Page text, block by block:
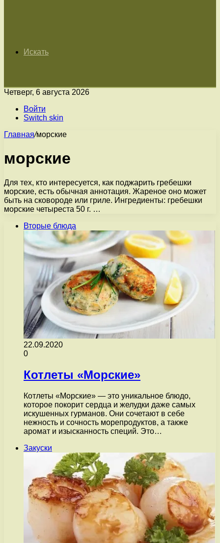
Искать
Четверг, 6 августа 2026
Войти
Switch skin
Главная/морские
морские
Для тех, кто интересуется, как поджарить гребешки
морские, есть обычная аннотация. Жареное оно может
быть на сковороде или гриле. Ингредиенты: гребешки
морские четыреста 50 г. …
Вторые блюда
22.09.2020
0
Котлеты «Морские»
Котлеты «Морские» — это уникальное блюдо,
которое покорит сердца и желудки даже самых
искушенных гурманов. Они сочетают в себе
нежность и сочность морепродуктов, а также
аромат и изысканность специй. Это…
Закуски